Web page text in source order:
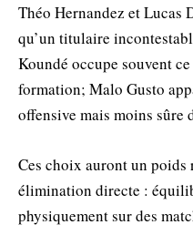
Théo Hernandez et Lucas
qu’un titulaire
Koundé occupe souvent
formation; Malo Gusto
offensive mais moins sûre
Ces choix auront un poids
élimination directe :
physiquement sur des